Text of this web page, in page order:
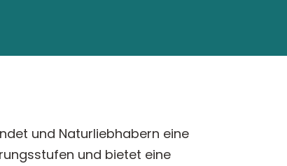
und Naturliebhabern eine
und bietet eine